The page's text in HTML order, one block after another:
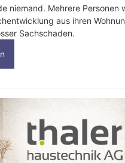
niemand. Mehrere Personen
aus ihren
Sachschaden.